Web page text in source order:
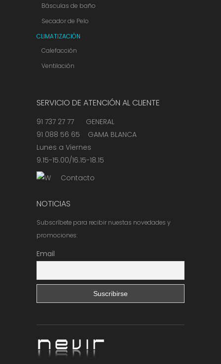
Básculas de baño
Secador de Pelo
CLIMATIZACIÓN
Calefacción
Ventilación
SERVICIO DE ATENCIÓN AL CLIENTE
91 737 27 77 GENERAL
91 088 56 65 GAMA BLANCA
Lunes a Viernes
9.15-15.00/16.15-18.15
Contacto
NOTICIAS
Subscríbete para recibir nuestas novedades y
promociones:
Email